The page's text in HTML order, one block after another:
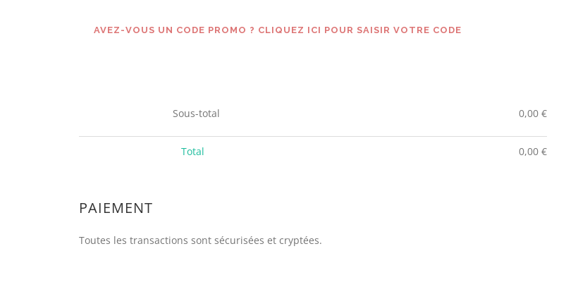
AVEZ-VOUS UN CODE PROMO ? CLIQUEZ ICI POUR SAISIR VOTRE CODE
Sous-total 0,00 €
Total 0,00 €
PAIEMENT
Toutes les transactions sont sécurisées et cryptées.